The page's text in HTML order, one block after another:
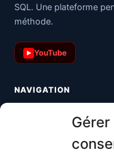
Gérer
SQL. Une plateforme
méthode.
▶ YouTube
NAVIGATION
Toutes les maths